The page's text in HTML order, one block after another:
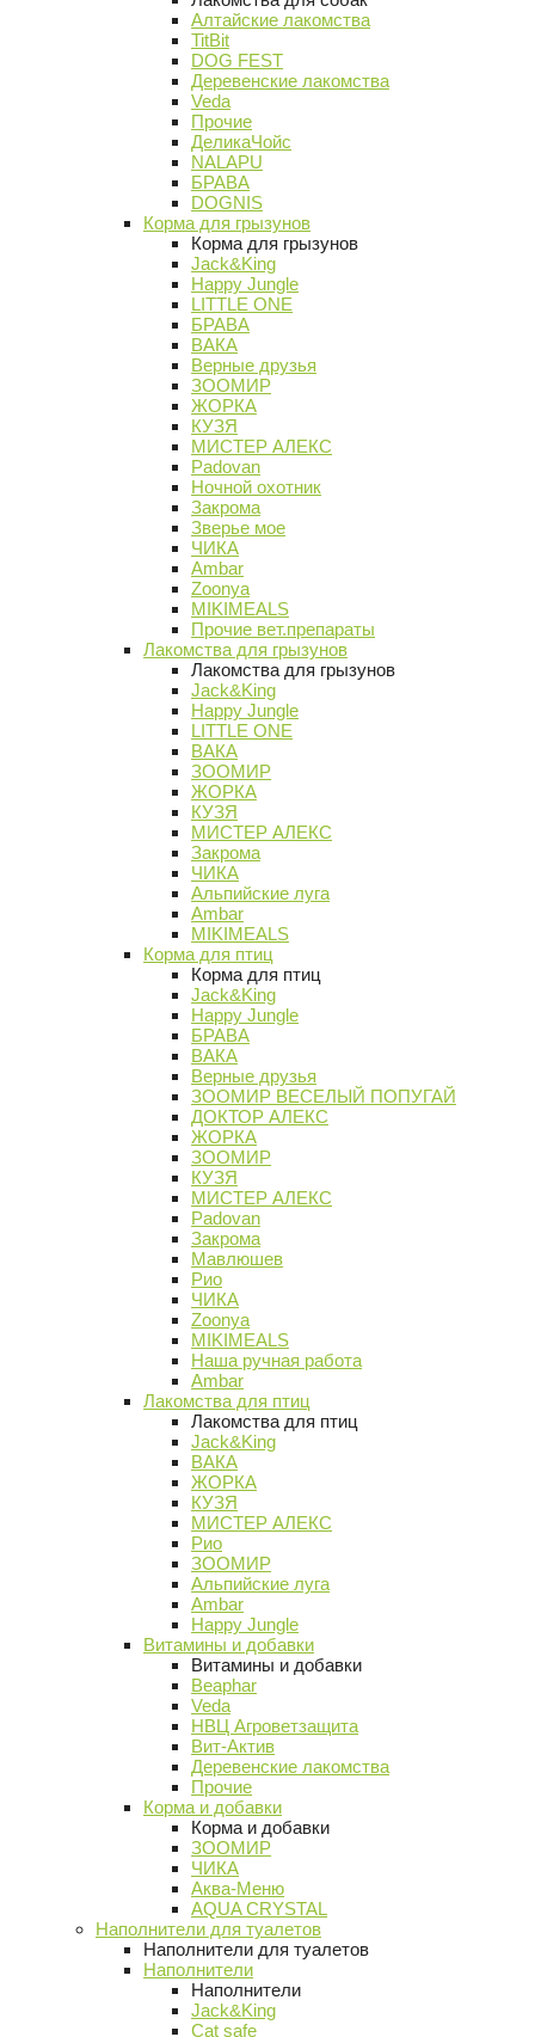
Алтайские лакомства
TitBit
DOG FEST
Деревенские лакомства
Veda
Прочие
ДеликаЧойс
NALAPU
БРАВА
DOGNIS
Корма для грызунов
Корма для грызунов
Jack&King
Happy Jungle
LITTLE ONE
БРАВА
ВАКА
Верные друзья
ЗООМИР
ЖОРКА
КУЗЯ
МИСТЕР АЛЕКС
Padovan
Ночной охотник
Закрома
Зверье мое
ЧИКА
Ambar
Zoonya
MIKIMEALS
Прочие вет.препараты
Лакомства для грызунов
Лакомства для грызунов
Jack&King
Happy Jungle
LITTLE ONE
ВАКА
ЗООМИР
ЖОРКА
КУЗЯ
МИСТЕР АЛЕКС
Закрома
ЧИКА
Альпийские луга
Ambar
MIKIMEALS
Корма для птиц
Корма для птиц
Jack&King
Happy Jungle
БРАВА
ВАКА
Верные друзья
ЗООМИР ВЕСЕЛЫЙ ПОПУГАЙ
ДОКТОР АЛЕКС
ЖОРКА
ЗООМИР
КУЗЯ
МИСТЕР АЛЕКС
Padovan
Закрома
Мавлюшев
Рио
ЧИКА
Zoonya
MIKIMEALS
Наша ручная работа
Ambar
Лакомства для птиц
Лакомства для птиц
Jack&King
ВАКА
ЖОРКА
КУЗЯ
МИСТЕР АЛЕКС
Рио
ЗООМИР
Альпийские луга
Ambar
Happy Jungle
Витамины и добавки
Витамины и добавки
Beaphar
Veda
НВЦ Агроветзащита
Вит-Актив
Деревенские лакомства
Прочие
Корма и добавки
Корма и добавки
ЗООМИР
ЧИКА
Аква-Меню
AQUA CRYSTAL
Наполнители для туалетов
Наполнители для туалетов
Наполнители
Наполнители
Jack&King
Cat safe